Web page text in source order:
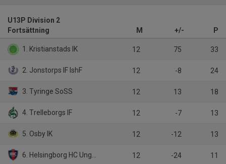
U13P Division 2
Fortsättning
M +/- P
1. Kristianstads IK 12 75 33
2. Jonstorps IF IshF 12 -8 24
3. Tyringe SoSS 12 13 18
4. Trelleborgs IF 12 -7 13
5. Osby IK 12 -12 13
6. Helsingborg HC Ungdom 2 12 -24 11